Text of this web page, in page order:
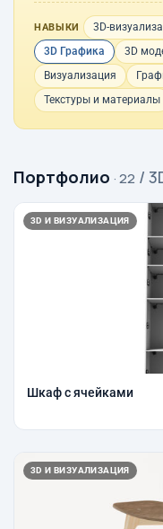
НАВЫКИ 3D-
3D Графика
3D
Визуализация
Текстуры и материалы
Портфолио · 22 /
3D И ВИЗУАЛИЗАЦИЯ
Шкаф с ячейками
3D И ВИЗУАЛИЗАЦИЯ